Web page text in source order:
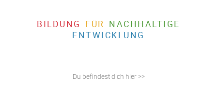
BILDUNG FÜR NACHHALTIGE
ENTWICKLUNG
Du befindest dich hier >>